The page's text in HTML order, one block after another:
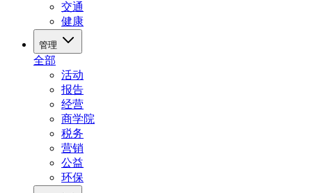
交通
健康
管理
全部
活动
报告
经营
商学院
税务
营销
公益
环保